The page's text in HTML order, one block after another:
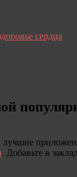
сердца
. Добавьте в